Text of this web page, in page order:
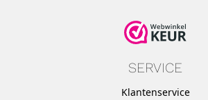
SERVICE
Klantenservice